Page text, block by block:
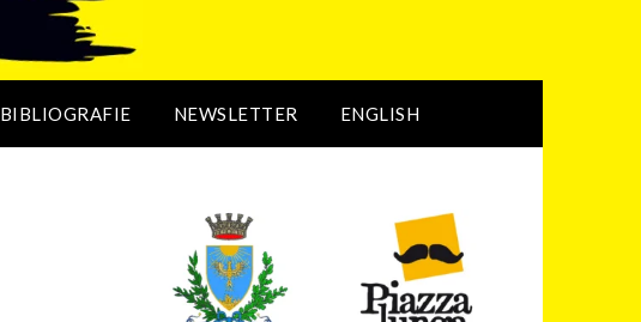
BIBLIOGRAFIE NEWSLETTER ENGLISH